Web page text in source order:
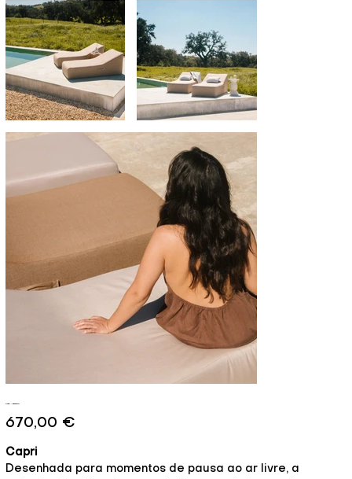
Preço
670,00 €
Capri
Desenhada para momentos de pausa ao ar livre, a